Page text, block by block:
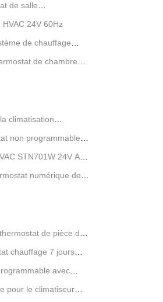
de salle
24V 60Hz
de chauffage
de chambre
climatisation
non programmable
STN701W 24V ABS
numérique de
de pièce de
chauffage 7 jours
avec
pour le climatiseur